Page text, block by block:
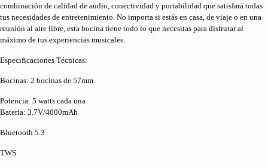
combinación de calidad de audio, conectividad y portabilidad que satisfará todas
tus necesidades de entretenimiento. No importa si estás en casa, de viaje o en una
reunión al aire libre, esta bocina tiene todo lo que necesitas para disfrutar al
máximo de tus experiencias musicales.
Especificaciones Técnicas:
Bocinas: 2 bocinas de 57mm.
Potencia: 5 watts cada una
Batería: 3.7V/4000mAh
Bluetooth 5.3
TWS